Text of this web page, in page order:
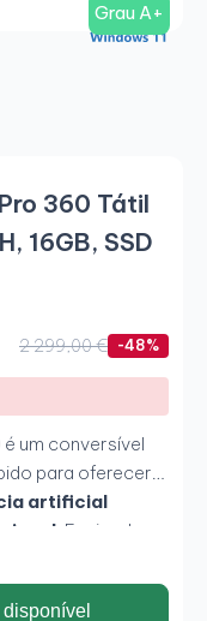
Grau A+
360 Tátil
16GB, SSD
2 299,00 € -48%
um conversível
para oferecer
artificial
. Equipado
RAM e SSD